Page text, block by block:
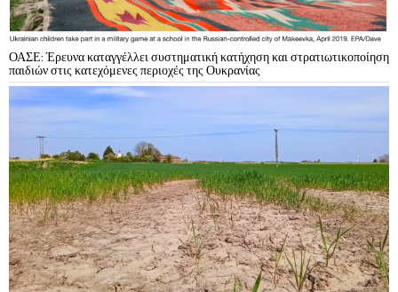
ΟΑΣΕ: Έρευνα καταγγέλλει συστηματική κατήχηση και στρατιωτικοποίηση
παιδιών στις κατεχόμενες περιοχές της Ουκρανίας